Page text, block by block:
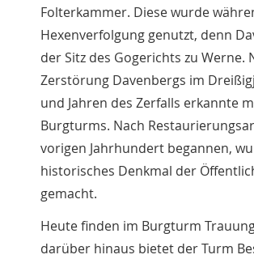
Folterkammer. Diese wurde
Hexenverfolgung genutzt, denn
der Sitz des Gogerichts zu Werne.
Zerstörung Davenbergs im
und Jahren des Zerfalls erkannte
Burgturms. Nach
vorigen Jahrhundert begannen,
historisches Denkmal der
gemacht.
Heute finden im Burgturm
darüber hinaus bietet der Turm